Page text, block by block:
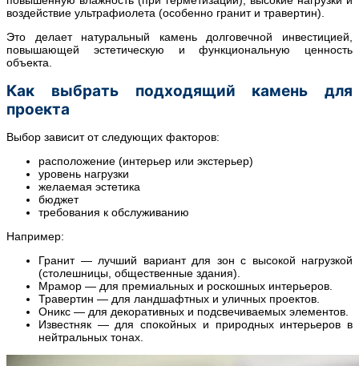
воздействие ультрафиолета (особенно гранит и травертин).
Это делает натуральный камень долговечной инвестицией,
повышающей эстетическую и функциональную ценность
объекта.
Как выбрать подходящий камень для
проекта
Выбор зависит от следующих факторов:
расположение (интерьер или экстерьер)
уровень нагрузки
желаемая эстетика
бюджет
требования к обслуживанию
Например:
Гранит — лучший вариант для зон с высокой нагрузкой
(столешницы, общественные здания).
Мрамор — для премиальных и роскошных интерьеров.
Травертин — для ландшафтных и уличных проектов.
Оникс — для декоративных и подсвечиваемых элементов.
Известняк — для спокойных и природных интерьеров в
нейтральных тонах.